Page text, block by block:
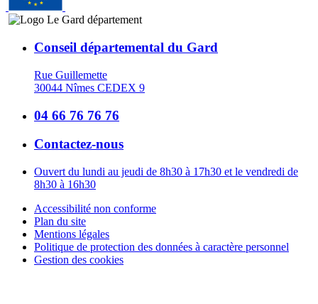
Conseil départemental du Gard
Rue Guillemette
30044 Nîmes CEDEX 9
04 66 76 76 76
Contactez-nous
Ouvert du lundi au jeudi de 8h30 à 17h30 et le vendredi de
8h30 à 16h30
Accessibilité non conforme
Plan du site
Mentions légales
Politique de protection des données à caractère personnel
Gestion des cookies